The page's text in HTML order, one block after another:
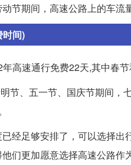
节期间，高速公路上的车流
时间)
高速通行免费22天,其中春节
节、五一节、国庆节期间
经足够安排了，可以选择
们更加愿意选择高速公路作